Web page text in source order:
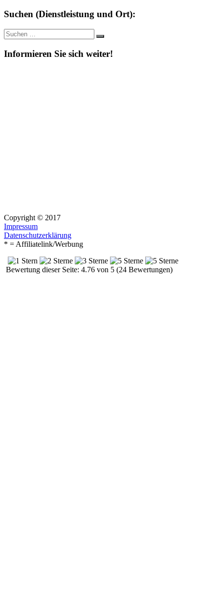
Suchen (Dienstleistung und Ort):
Suche
nach:
Suchen
Informieren Sie sich weiter!
Copyright © 2017
Impressum
Datenschutzerklärung
* = Affiliatelink/Werbung
Bewertung dieser Seite: 4.76 von 5 (24 Bewertungen)